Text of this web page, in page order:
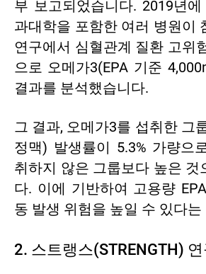
부 보고되었습니다. 2019년
과대학을 포함한 여러 병원이
연구에서 심혈관계 질환 고위
으로 오메가3(EPA 기준
결과를 분석했습니다.
그 결과, 오메가3를 섭취한 그
정맥) 발생률이 5.3% 가량으
취하지 않은 그룹보다 높은 것
다. 이에 기반하여 고용량
동 발생 위험을 높일 수 있다
2. 스트랭스(STRENGTH)